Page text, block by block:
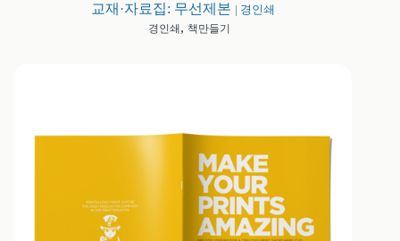
교재·자료집: 무선제본
| 경인쇄
경인쇄 ,책만들기